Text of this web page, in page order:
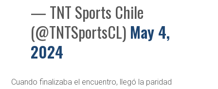
— TNT Sports Chile
(@TNTSportsCL) May 4,
2024
Cuando finalizaba el encuentro, llegó la paridad